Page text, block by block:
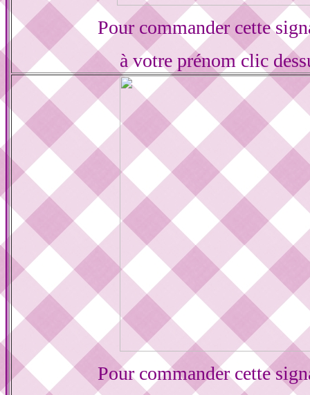
Pour commander cette
à votre prénom clic
Pour commander cette